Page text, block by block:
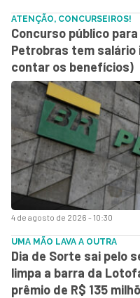
4 de agosto de 2026 - 10:30
ATENÇÃO, CONCURSEIROS!
Concurso público
Petrobras tem salário
contar os benefícios)
UMA MÃO LAVA A OUTRA
Dia de Sorte sai pelo
limpa a barra da
prêmio de R$ 135